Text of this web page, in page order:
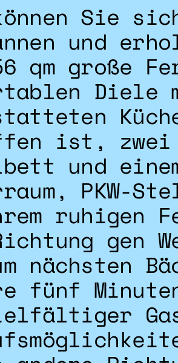
Sie
und
qm große
ist, zwei
und
PKW-
ruhigen
gen
nächsten
fünf